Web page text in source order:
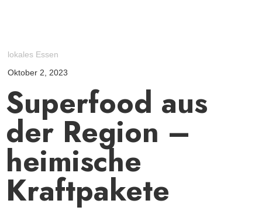
lokales Essen
Oktober 2, 2023
Superfood aus
der Region –
heimische
Kraftpakete